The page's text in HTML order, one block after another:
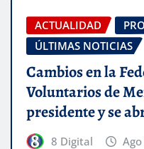
ACTUALIDAD
ÚLTIMAS NOTICIAS
Cambios en la
Voluntarios de
presidente y se
8 Digital